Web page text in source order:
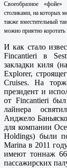
Своеобразное
столиками, на которых
также вместительный
можно приятно
И как стало
Fincantieri в
закладки киля
Explorer,
Cruises. На
президент и
от Fincantieri
лайнера
Анджело
для компании
Holdings) были
Marina в 2011
имеют тоннаж
пассажирских